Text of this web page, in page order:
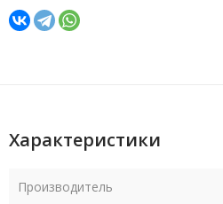
Характеристики
Производитель